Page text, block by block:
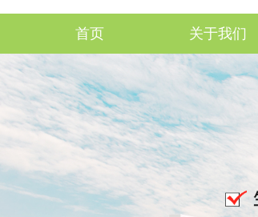
首页 关于我们